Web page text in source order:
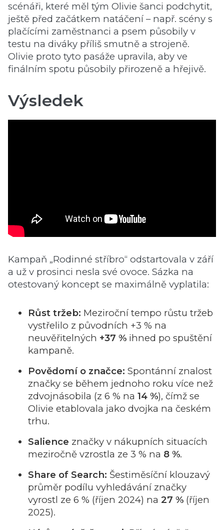
scénáři, které měl tým Olivie šanci podchytit,
ještě před začátkem natáčení – např. scény s
plačícími zaměstnanci a psem působily v
testu na diváky příliš smutně a strojeně.
Olivie proto tyto pasáže upravila, aby ve
finálním spotu působily přirozeně a hřejivě.
Výsledek
Kampaň „Rodinné stříbro“ odstartovala v září
a už v prosinci nesla své ovoce. Sázka na
otestovaný koncept se maximálně vyplatila:
Růst tržeb: Meziroční tempo růstu tržeb
vystřelilo z původních +3 % na
neuvěřitelných +37 % ihned po spuštění
kampaně.
Povědomí o značce: Spontánní znalost
značky se během jednoho roku více než
zdvojnásobila (z 6 % na 14 %), čímž se
Olivie etablovala jako dvojka na českém
trhu.
Salience značky v nákupních situacích
meziročně vzrostla ze 3 % na 8 %.
Share of Search: Šestiměsíční klouzavý
průměr podílu vyhledávání značky
vyrostl ze 6 % (říjen 2024) na 27 % (říjen
2025).